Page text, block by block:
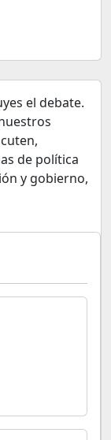
el debate.
de política
y gobierno,